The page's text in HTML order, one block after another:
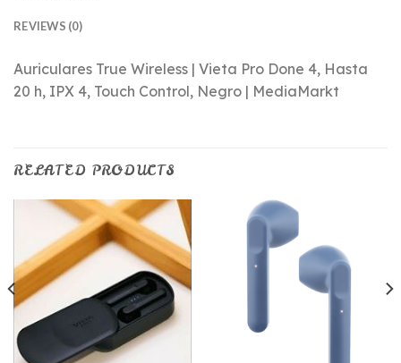
REVIEWS (0)
Auriculares True Wireless | Vieta Pro Done 4, Hasta
20 h, IPX 4, Touch Control, Negro | MediaMarkt
RELATED PRODUCTS